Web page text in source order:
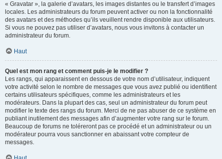
« Gravatar », la galerie d’avatars, les images distantes ou le transfert d’images
locales. Les administrateurs du forum peuvent activer ou non la fonctionnalité
des avatars et des méthodes qu’ils veuillent rendre disponible aux utilisateurs.
Si vous ne pouvez pas utiliser d’avatars, nous vous invitons à contacter un
administrateur du forum.
Haut
Quel est mon rang et comment puis-je le modifier ?
Les rangs, qui apparaissent en dessous de votre nom d’utilisateur, indiquent
votre activité selon le nombre de messages que vous avez publié ou identifient
certains utilisateurs spécifiques, comme les administrateurs et les
modérateurs. Dans la plupart des cas, seul un administrateur du forum peut
modifier le texte des rangs du forum. Merci de ne pas abuser de ce système en
publiant inutilement des messages afin d’augmenter votre rang sur le forum.
Beaucoup de forums ne toléreront pas ce procédé et un administrateur ou un
modérateur pourra vous sanctionner en abaissant votre compteur de
messages.